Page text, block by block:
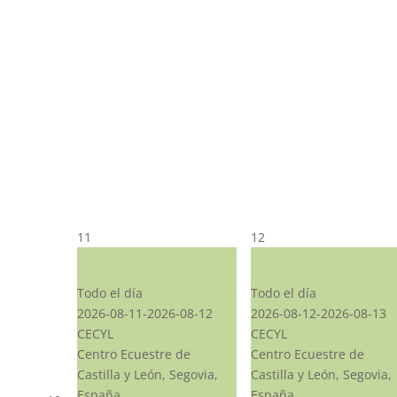
11
Todo el día
2026-08-11-2026-08-12
CECYL
Centro Ecuestre de
Castilla y León, Segovia,
12
Todo el día
2026-08-12-2026-08-13
CECYL
Centro Ecuestre de
Castilla y León, Segovia,